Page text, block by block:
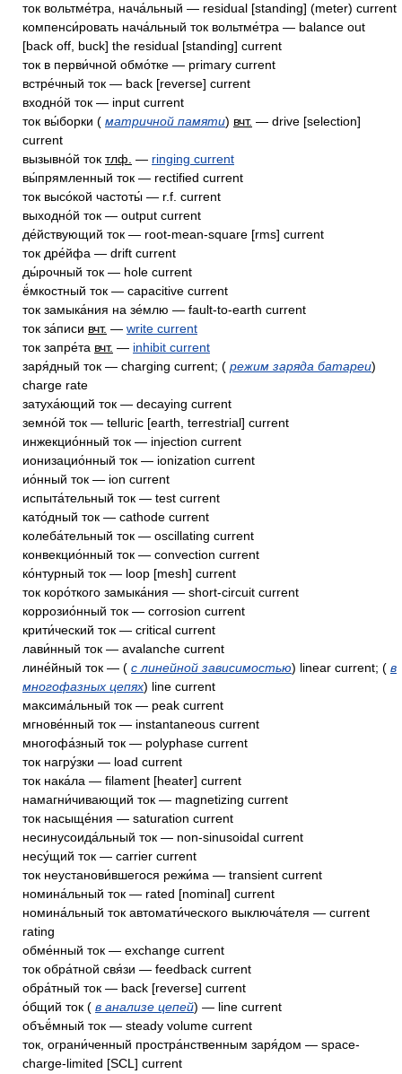
ток вольтме́тра, нача́льный — residual [standing] (meter) current
компенси́ровать нача́льный ток вольтме́тра — balance out
[back off, buck] the residual [standing] current
ток в перви́чной обмо́тке — primary current
встре́чный ток — back [reverse] current
входно́й ток — input current
ток вы́борки ( матричной памяти) вчт. — drive [selection]
current
вызывно́й ток тлф. — ringing current
вы́прямленный ток — rectified current
ток высо́кой частоты́ — r.f. current
выходно́й ток — output current
де́йствующий ток — root-mean-square [rms] current
ток дре́йфа — drift current
ды́рочный ток — hole current
ё́мкостный ток — capacitive current
ток замыка́ния на зе́млю — fault-to-earth current
ток за́писи вчт. — write current
ток запре́та вчт. — inhibit current
заря́дный ток — charging current; ( режим заряда батареи)
charge rate
затуха́ющий ток — decaying current
земно́й ток — telluric [earth, terrestrial] current
инжекцио́нный ток — injection current
ионизацио́нный ток — ionization current
ио́нный ток — ion current
испыта́тельный ток — test current
като́дный ток — cathode current
колеба́тельный ток — oscillating current
конвекцио́нный ток — convection current
ко́нтурный ток — loop [mesh] current
ток коро́ткого замыка́ния — short-circuit current
коррозио́нный ток — corrosion current
крити́ческий ток — critical current
лави́нный ток — avalanche current
лине́йный ток — ( с линейной зависимостью) linear current; ( в
многофазных цепях) line current
максима́льный ток — peak current
мгнове́нный ток — instantaneous current
многофа́зный ток — polyphase current
ток нагру́зки — load current
ток нака́ла — filament [heater] current
намагни́чивающий ток — magnetizing current
ток насыще́ния — saturation current
несинусоида́льный ток — non-sinusoidal current
несу́щий ток — carrier current
ток неустанови́вшегося режи́ма — transient current
номина́льный ток — rated [nominal] current
номина́льный ток автомати́ческого выключа́теля — current
rating
обме́нный ток — exchange current
ток обра́тной свя́зи — feedback current
обра́тный ток — back [reverse] current
о́бщий ток ( в анализе цепей) — line current
объё́мный ток — steady volume current
ток, ограни́ченный простра́нственным заря́дом — space-
charge-limited [SCL] current